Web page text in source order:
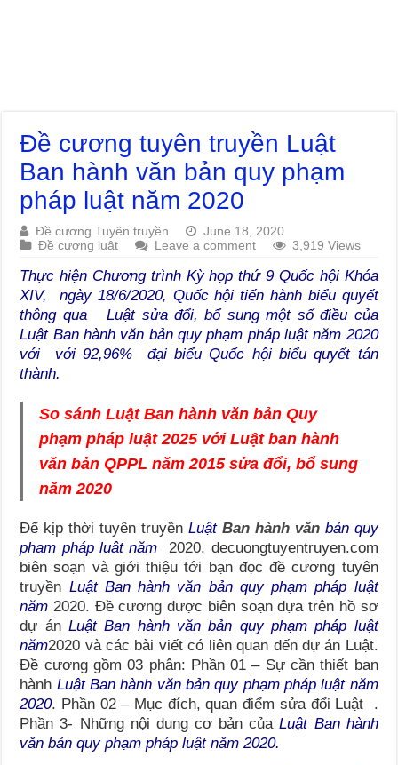
Đề cương tuyên truyền Luật
Ban hành văn bản quy phạm
pháp luật năm 2020
Đề cương Tuyên truyền
June 18, 2020
Đề cương luật
Leave a comment 3,919 Views
Thực hiện Chương trình Kỳ họp thứ 9 Quốc hội Khóa
XIV, ngày 18/6/2020, Quốc hội tiến hành biểu quyết
thông qua Luật sửa đổi, bổ sung một số điều của
Luật Ban hành văn bản quy phạm pháp luật năm 2020
với với 92,96% đại biểu Quốc hội biểu quyết tán
thành.
So sánh Luật Ban hành văn bản Quy
phạm pháp luật 2025 với Luật ban hành
văn bản QPPL năm 2015 sửa đổi, bổ sung
năm 2020
Để kịp thời tuyên truyền Luật Ban hành văn bản quy
phạm pháp luật năm
2020, decuongtuyentruyen.com
biên soạn và giới thiệu tới bạn đọc đề cương tuyên
truyền Luật Ban hành văn bản quy phạm pháp luật
năm 2020. Đề cương được biên soạn dựa trên hồ sơ
dự án Luật Ban hành văn bản quy phạm pháp luật
năm2020 và các bài viết có liên quan đến dự án Luật.
Đề cương gồm 03 phân: Phần 01 – Sự cần thiết ban
hành Luật Ban hành văn bản quy phạm pháp luật năm
2020. Phần 02 – Mục đích, quan điểm sửa đổi Luật .
Phần 3- Những nội dung cơ bản củaLuật Ban hành
văn bản quy phạm pháp luật năm 2020.